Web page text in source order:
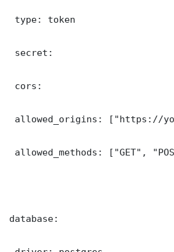
type: token
secret:
cors:
allowed_origins: ["https://
allowed_methods: ["GET",
database: